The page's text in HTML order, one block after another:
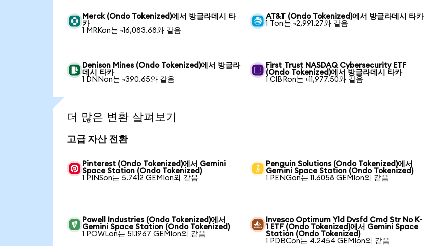
Merck (Ondo Tokenized)에서 방글라데시 타
카
1 MRKon는 ৳16,083.68와 같음
AT&T (Ondo Tokenized)에서 방글라데시 타카
1 Ton는 ৳2,991.27와 같음
Denison Mines (Ondo Tokenized)에서 방글라
데시 타카
1 DNNon는 ৳390.65와 같음
First Trust NASDAQ Cybersecurity ETF
(Ondo Tokenized)에서 방글라데시 타카
1 CIBRon는 ৳11,977.50와 같음
더 많은 변환 살펴보기
고급 자산 전환
Pinterest (Ondo Tokenized)에서 Gemini
Space Station (Ondo Tokenized)
1 PINSon는 5.7412 GEMIon와 같음
Penguin Solutions (Ondo Tokenized)에서
Gemini Space Station (Ondo Tokenized)
1 PENGon는 11.6058 GEMIon와 같음
Powell Industries (Ondo Tokenized)에서
Gemini Space Station (Ondo Tokenized)
1 POWLon는 51.1967 GEMIon와 같음
Invesco Optimum Yld Dvsfd Cmd Str No K-
1 ETF (Ondo Tokenized)에서 Gemini Space
Station (Ondo Tokenized)
1 PDBCon는 4.2454 GEMIon와 같음